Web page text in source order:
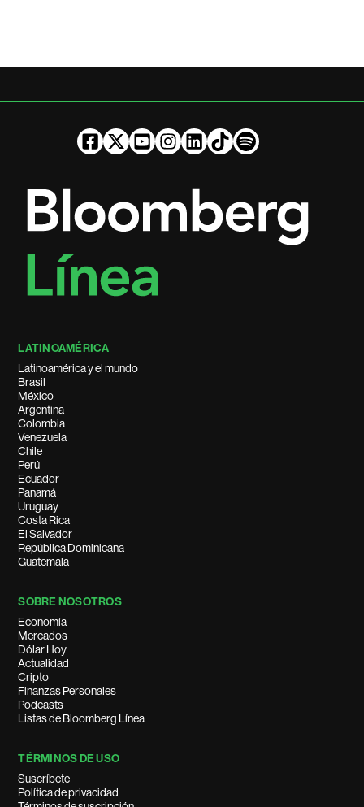
LATINOAMÉRICA
Latinoamérica y el mundo
Brasil
México
Argentina
Colombia
Venezuela
Chile
Perú
Ecuador
Panamá
Uruguay
Costa Rica
El Salvador
República Dominicana
Guatemala
SOBRE NOSOTROS
Economía
Mercados
Dólar Hoy
Actualidad
Cripto
Finanzas Personales
Podcasts
Listas de Bloomberg Línea
TÉRMINOS DE USO
Suscríbete
Política de privacidad